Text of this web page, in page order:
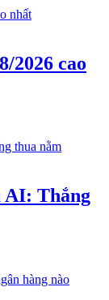
2026 cao
AI: Thắng